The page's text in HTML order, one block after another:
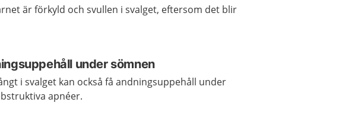
är förkyld och svullen i svalget, eftersom det blir
under sömnen
i svalget kan också få andningsuppehåll under
apnéer.